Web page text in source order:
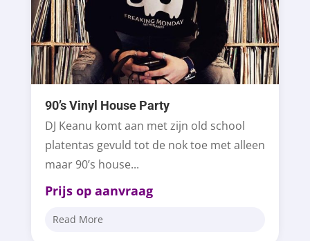
90’s Vinyl House Party
DJ Keanu komt aan met zijn old school
platentas gevuld tot de nok toe met alleen
maar 90’s house...
Prijs op aanvraag
Read More